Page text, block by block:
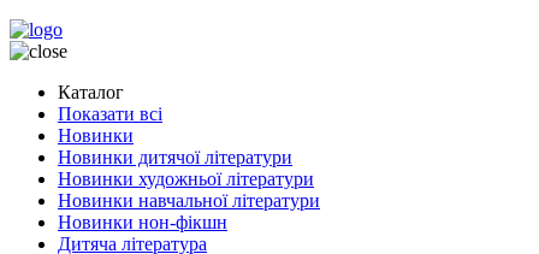
Каталог
Показати всі
Новинки
Новинки дитячої літератури
Новинки художньої літератури
Новинки навчальної літератури
Новинки нон-фікшн
Дитяча література